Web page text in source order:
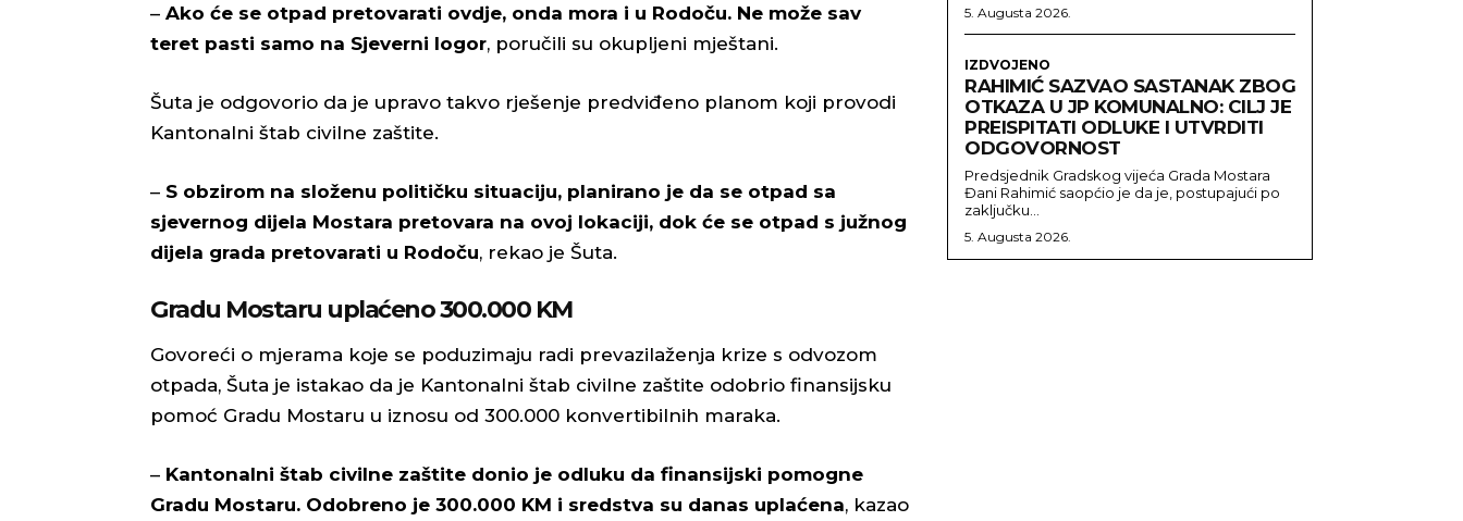
– Ako će se otpad pretovarati ovdje, onda mora i u Rodoču. Ne može sav
teret pasti samo na Sjeverni logor, poručili su okupljeni mještani.
Šuta je odgovorio da je upravo takvo rješenje predviđeno planom koji provodi
Kantonalni štab civilne zaštite.
– S obzirom na složenu političku situaciju, planirano je da se otpad sa
sjevernog dijela Mostara pretovara na ovoj lokaciji, dok će se otpad s južnog
dijela grada pretovarati u Rodoču, rekao je Šuta.
Gradu Mostaru uplaćeno 300.000 KM
Govoreći o mjerama koje se poduzimaju radi prevazilaženja krize s odvozom
otpada, Šuta je istakao da je Kantonalni štab civilne zaštite odobrio finansijsku
pomoć Gradu Mostaru u iznosu od 300.000 konvertibilnih maraka.
– Kantonalni štab civilne zaštite donio je odluku da finansijski pomogne
Gradu Mostaru. Odobreno je 300.000 KM i sredstva su danas uplaćena, kazao
5. Augusta 2026.
IZDVOJENO
RAHIMIĆ SAZVAO SASTANAK ZBOG
OTKAZA U JP KOMUNALNO: CILJ JE
PREISPITATI ODLUKE I UTVRDITI
ODGOVORNOST
Predsjednik Gradskog vijeća Grada Mostara
Đani Rahimić saopćio je da je, postupajući po
zaključku...
5. Augusta 2026.